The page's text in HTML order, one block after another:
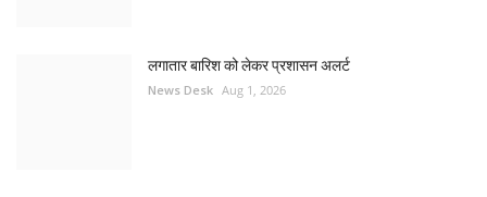
लगातार बारिश को लेकर प्रशासन अलर्ट
News Desk Aug 1, 2026